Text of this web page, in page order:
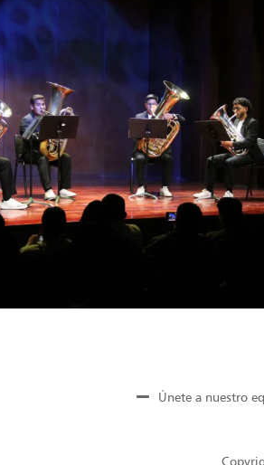
Únete a nuestro